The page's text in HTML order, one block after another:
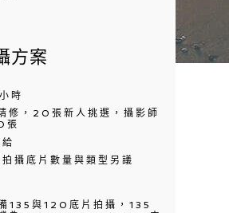
方案
時
修，20張新人挑選，攝影師
張
攝底片數量與類型另議
135與120底片拍攝，135